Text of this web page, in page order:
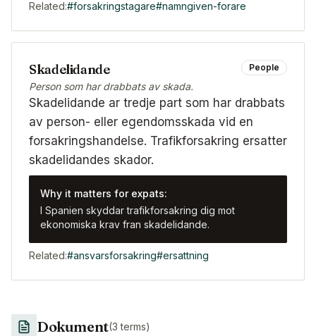
Related:#forsakringstagare#namngiven-forare
Skadelidande
Person som har drabbats av skada.
People
Skadelidande ar tredje part som har drabbats
av person- eller egendomsskada vid en
forsakringshandelse. Trafikforsakring ersatter
skadelidandes skador.
Why it matters for expats:
I Spanien skyddar trafikforsakring dig mot
ekonomiska krav fran skadelidande.
Related:#ansvarsforsakring#ersattning
Dokument(3 terms)